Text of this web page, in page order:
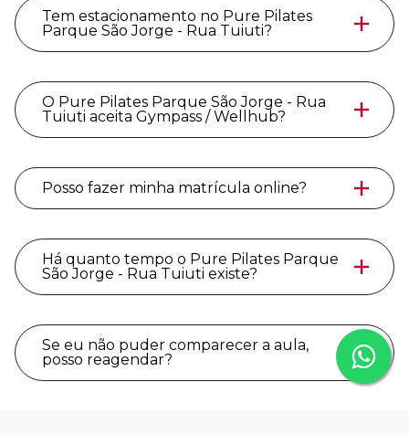
Tem estacionamento no Pure Pilates
Parque São Jorge - Rua Tuiuti?
O Pure Pilates Parque São Jorge - Rua
Tuiuti aceita Gympass / Wellhub?
Posso fazer minha matrícula online?
Há quanto tempo o Pure Pilates Parque
São Jorge - Rua Tuiuti existe?
Se eu não puder comparecer a aula,
posso reagendar?